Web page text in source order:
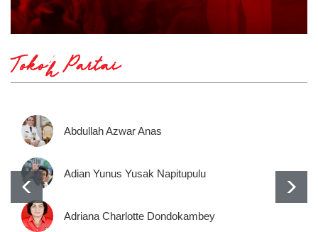
Tokoh Partai
Abdullah Azwar Anas
Adian Yunus Yusak Napitupulu
Adriana Charlotte Dondokambey